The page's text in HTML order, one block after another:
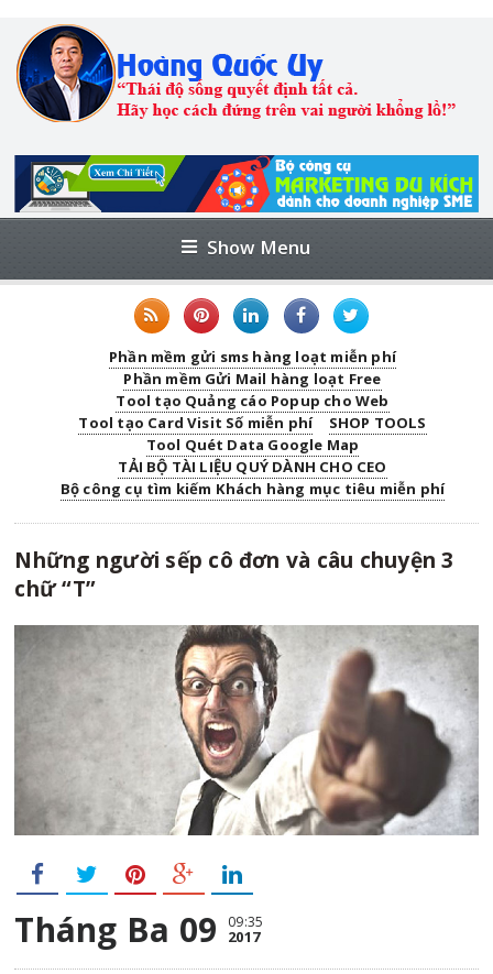
Show Menu
Phần mềm gửi sms hàng loạt miễn phí
Phần mềm Gửi Mail hàng loạt Free
Tool tạo Quảng cáo Popup cho Web
Tool tạo Card Visit Số miễn phí
SHOP TOOLS
Tool Quét Data Google Map
TẢI BỘ TÀI LIỆU QUÝ DÀNH CHO CEO
Bộ công cụ tìm kiếm Khách hàng mục tiêu miễn phí
Những người sếp cô đơn và câu chuyện 3
chữ “T”
Tháng Ba 09 09:35
2017